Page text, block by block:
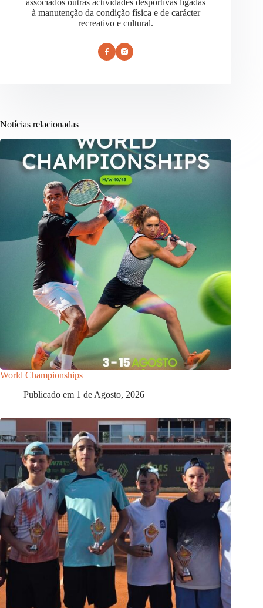
associados outras actividades desportivas ligadas
à manutenção da condição física e de carácter
recreativo e cultural.
Notícias relacionadas
World Championships
Publicado em 1 de Agosto, 2026